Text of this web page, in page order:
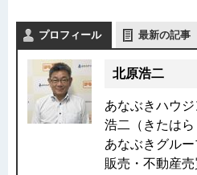
プロフィール 最新の記事
北原浩二
あなぶきハウ
浩二（きたは
あなぶきグル
販売・不動産